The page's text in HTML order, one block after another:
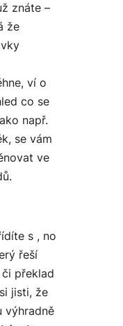
znáte –
že
ví o
co se
např.
se vám
ve
s , no
řeší
překlad
jisti, že
výhradně